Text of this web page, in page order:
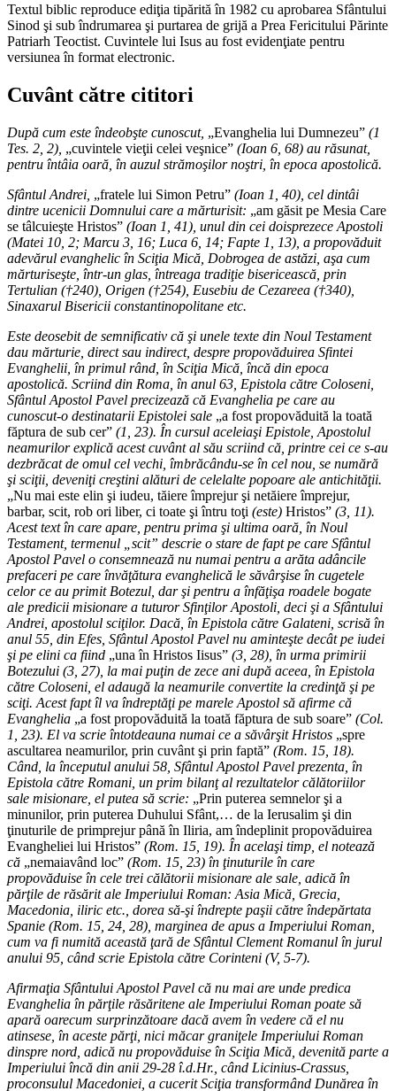
Textul biblic reproduce ediţia tipărită în 1982 cu aprobarea Sfântului
Sinod şi sub îndrumarea şi purtarea de grijă a Prea Fericitului Părinte
Patriarh Teoctist. Cuvintele lui Isus au fost evidenţiate pentru
versiunea în format electronic.
Cuvânt către cititori
După cum este îndeobşte cunoscut, „Evanghelia lui Dumnezeu” (1
Tes. 2, 2), „cuvintele vieţii celei veşnice” (Ioan 6, 68) au răsunat,
pentru întâia oară, în auzul strămoşilor noştri, în epoca apostolică.
Sfântul Andrei, „fratele lui Simon Petru” (Ioan 1, 40), cel dintâi
dintre ucenicii Domnului care a mărturisit: „am găsit pe Mesia Care
se tâlcuieşte Hristos” (Ioan 1, 41), unul din cei doisprezece Apostoli
(Matei 10, 2; Marcu 3, 16; Luca 6, 14; Fapte 1, 13), a propovăduit
adevărul evanghelic în Sciţia Mică, Dobrogea de astăzi, aşa cum
mărturiseşte, într-un glas, întreaga tradiţie bisericească, prin
Tertulian (†240), Origen (†254), Eusebiu de Cezareea (†340),
Sinaxarul Bisericii constantinopolitane etc.
Este deosebit de semnificativ că şi unele texte din Noul Testament
dau mărturie, direct sau indirect, despre propovăduirea Sfintei
Evanghelii, în primul rând, în Sciţia Mică, încă din epoca
apostolică. Scriind din Roma, în anul 63, Epistola către Coloseni,
Sfântul Apostol Pavel precizează că Evanghelia pe care au
cunoscut-o destinatarii Epistolei sale „a fost propovăduită la toată
făptura de sub cer” (1, 23). În cursul aceleiaşi Epistole, Apostolul
neamurilor explică acest cuvânt al său scriind că, printre cei ce s-au
dezbrăcat de omul cel vechi, îmbrăcându-se în cel nou, se numără
şi sciţii, deveniţi creştini alături de celelalte popoare ale antichităţii.
„Nu mai este elin şi iudeu, tăiere împrejur şi netăiere împrejur,
barbar, scit, rob ori liber, ci toate şi întru toţi (este) Hristos” (3, 11).
Acest text în care apare, pentru prima şi ultima oară, în Noul
Testament, termenul „scit” descrie o stare de fapt pe care Sfântul
Apostol Pavel o consemnează nu numai pentru a arăta adâncile
prefaceri pe care învăţătura evanghelică le săvârşise în cugetele
celor ce au primit Botezul, dar şi pentru a înfăţişa roadele bogate
ale predicii misionare a tuturor Sfinţilor Apostoli, deci şi a Sfântului
Andrei, apostolul sciţilor. Dacă, în Epistola către Galateni, scrisă în
anul 55, din Efes, Sfântul Apostol Pavel nu aminteşte decât pe iudei
şi pe elini ca fiind „una în Hristos Iisus” (3, 28), în urma primirii
Botezului (3, 27), la mai puţin de zece ani după aceea, în Epistola
către Coloseni, el adaugă la neamurile convertite la credinţă şi pe
sciţi. Acest fapt îl va îndreptăţi pe marele Apostol să afirme că
Evanghelia „a fost propovăduită la toată făptura de sub soare” (Col.
1, 23). El va scrie întotdeauna numai ce a săvârşit Hristos „spre
ascultarea neamurilor, prin cuvânt şi prin faptă” (Rom. 15, 18).
Când, la începutul anului 58, Sfântul Apostol Pavel prezenta, în
Epistola către Romani, un prim bilanţ al rezultatelor călătoriilor
sale misionare, el putea să scrie: „Prin puterea semnelor şi a
minunilor, prin puterea Duhului Sfânt,… de la Ierusalim şi din
ţinuturile de primprejur până în Iliria, am îndeplinit propovăduirea
Evangheliei lui Hristos” (Rom. 15, 19). În acelaşi timp, el notează
că „nemaiavând loc” (Rom. 15, 23) în ţinuturile în care
propovăduise în cele trei călătorii misionare ale sale, adică în
părţile de răsărit ale Imperiului Roman: Asia Mică, Grecia,
Macedonia, iliric etc., dorea să-şi îndrepte paşii către îndepărtata
Spanie (Rom. 15, 24, 28), marginea de apus a Imperiului Roman,
cum va fi numită această ţară de Sfântul Clement Romanul în jurul
anului 95, când scrie Epistola către Corinteni (V, 5-7).
Afirmaţia Sfântului Apostol Pavel că nu mai are unde predica
Evanghelia în părţile răsăritene ale Imperiului Roman poate să
apară oarecum surprinzătoare dacă avem în vedere că el nu
atinsese, în aceste părţi, nici măcar graniţele Imperiului Roman
dinspre nord, adică nu propovăduise în Sciţia Mică, devenită parte a
Imperiului încă din anii 29-28 î.d.Hr., când Licinius-Crassus,
proconsulul Macedoniei, a cucerit Sciţia transformând Dunărea în